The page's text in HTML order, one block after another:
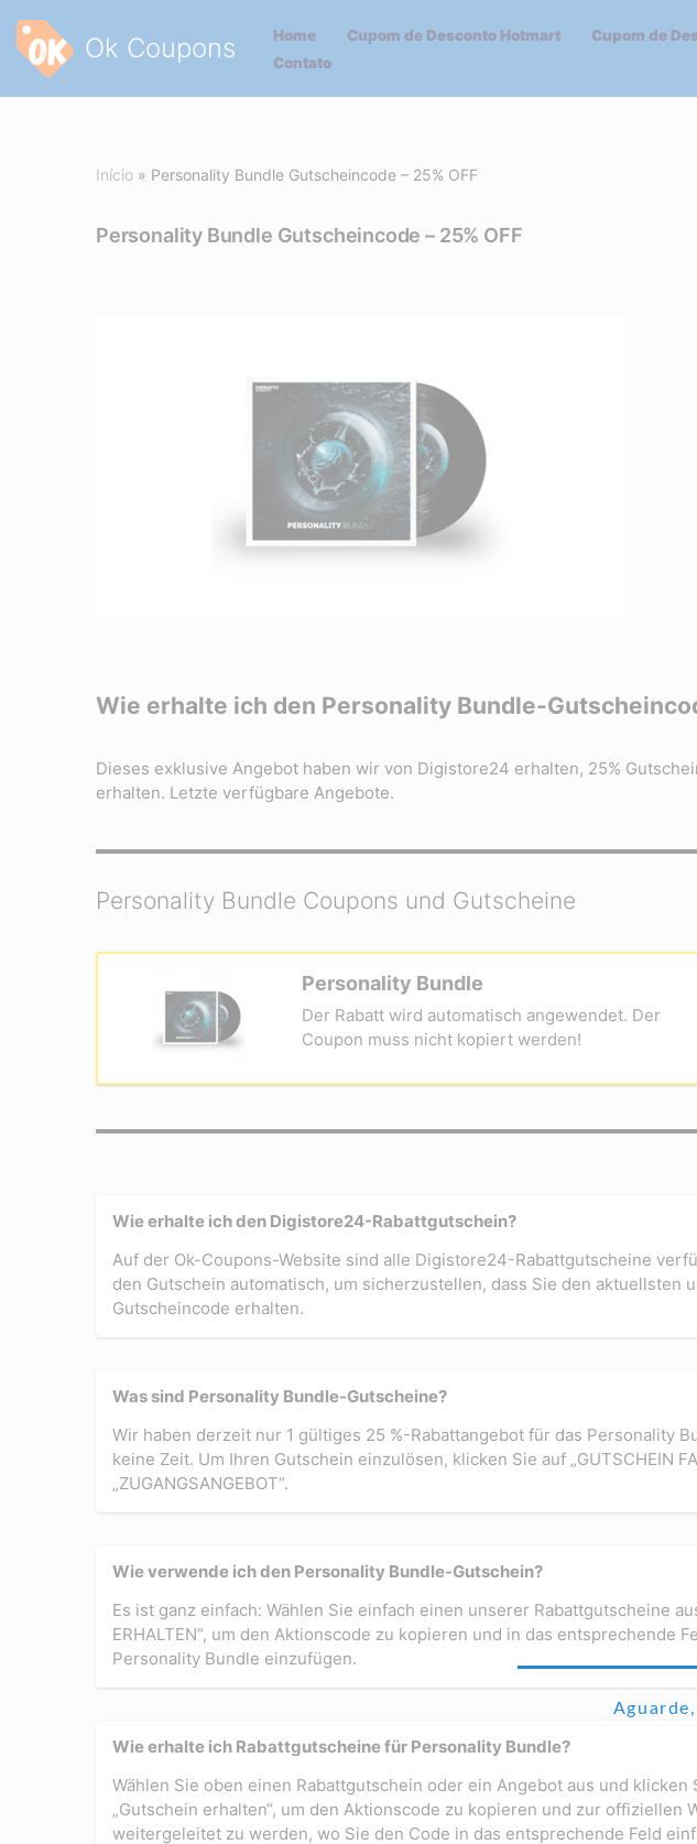
Pular
para
Ok Coupons Home Cupom de Desconto Hotmart Cupom de
Contato
Início » Personality Bundle Gutscheincode – 25% OFF
Personality Bundle Gutscheincode – 25% OFF
Wie erhalte ich den Personality Bundle-
Dieses exklusive Angebot haben wir von Digistore24 erhalten, 25%
erhalten. Letzte verfügbare Angebote.
Personality Bundle Coupons und Gutscheine
Personality Bundle
Der Rabatt wird automatisch angewendet. Der
Coupon muss nicht kopiert werden!
Wie erhalte ich den Digistore24-Rabattgutschein?
Auf der Ok-Coupons-Website sind alle Digistore24-Rabattgutscheine
den Gutschein automatisch, um sicherzustellen, dass Sie den aktuellsten
Gutscheincode erhalten.
Was sind Personality Bundle-Gutscheine?
Wir haben derzeit nur 1 gültiges 25 %-Rabattangebot für das Personality
keine Zeit. Um Ihren Gutschein einzulösen, klicken Sie auf „GUTSCHEIN
„ZUGANGSANGEBOT“.
Wie verwende ich den Personality Bundle-Gutschein?
Es ist ganz einfach: Wählen Sie einfach einen unserer Rabattgutscheine
ERHALTEN“, um den Aktionscode zu kopieren und in das entsprechende
Personality Bundle einzufügen.
Wie erhalte ich Rabattgutscheine für Personality Bundle?
Wählen Sie oben einen Rabattgutschein oder ein Angebot aus und klicken
„Gutschein erhalten“, um den Aktionscode zu kopieren und zur offiziellen
weitergeleitet zu werden, wo Sie den Code in das entsprechende Feld